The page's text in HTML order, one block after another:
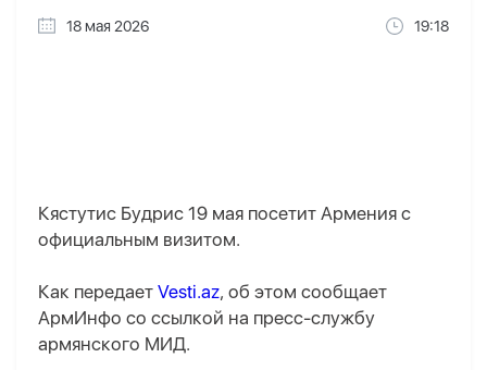
18 мая 2026 19:18
Кястутис Будрис 19 мая посетит Армения с
официальным визитом.
Как передает Vesti.az, об этом сообщает
АрмИнфо со ссылкой на пресс-службу
армянского МИД.